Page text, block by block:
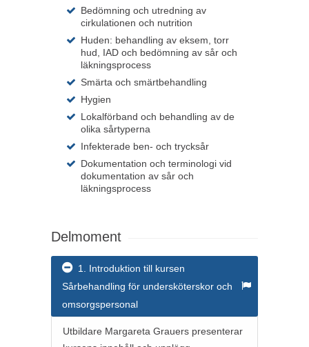
Bedömning och utredning av
cirkulationen och nutrition
Huden: behandling av eksem, torr
hud, IAD och bedömning av sår och
läkningsprocess
Smärta och smärtbehandling
Hygien
Lokalförband och behandling av de
olika sårtyperna
Infekterade ben- och trycksår
Dokumentation och terminologi vid
dokumentation av sår och
läkningsprocess
Delmoment
1. Introduktion till kursen
Sårbehandling för undersköterskor och
omsorgspersonal
Utbildare Margareta Grauers presenterar